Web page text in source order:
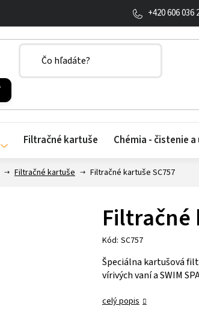
+420 606 036
Filtračné kartuše Chémia - čistenie
Filtračné kartuše Filtračné kartuše SC757
Filtračné
Kód: SC757
Špeciálna kartušová
vírivých vaní a SWIM
celý popis